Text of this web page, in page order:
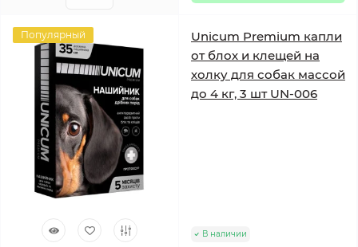
Популярный
Unicum Premium капли
от блох и клещей на
холку для собак массой
до 4 кг, 3 шт UN-006
В наличии